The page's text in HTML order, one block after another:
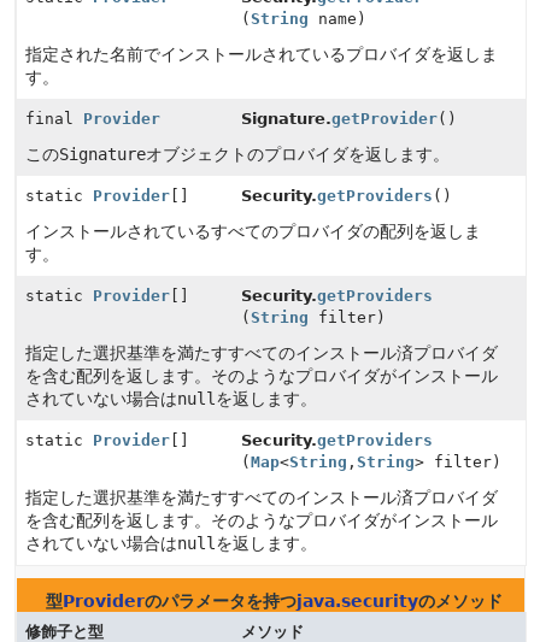
(String name)
指定された名前でインストールされているプロバイダを返しま
す。
final Provider Signature.getProvider()
このSignatureオブジェクトのプロバイダを返します。
static Provider Security.getProviders ()
インストールされているすべてのプロバイダの配列を返しま
す。
static Provider Security.getProviders
(String filter)
指定した選択基準を満たすすべてのインストール済プロバイダ
を含む配列を返します。そのようなプロバイダがインストール
されていない場合はnull を返します。
static Provider Security.getProviders
(Map<String ,String> filter)
指定した選択基準を満たすすべてのインストール済プロバイダ
を含む配列を返します。そのようなプロバイダがインストール
されていない場合はnull を返します。
型Providerのパラメータを持つjava.securityのメソッド
修飾子と型
メソッド